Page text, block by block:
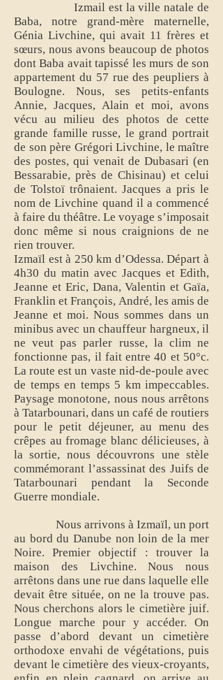
Izmail est la ville natale de
Baba, notre grand-mère maternelle,
Génia Livchine, qui avait 11 frères et
sœurs, nous avons beaucoup de photos
dont Baba avait tapissé les murs de son
appartement du 57 rue des peupliers à
Boulogne. Nous, ses petits-enfants
Annie, Jacques, Alain et moi, avons
vécu au milieu des photos de cette
grande famille russe, le grand portrait
de son père Grégori Livchine, le maître
des postes, qui venait de Dubasari (en
Bessarabie, près de Chisinau) et celui
de Tolstoï trônaient. Jacques a pris le
nom de Livchine quand il a commencé
à faire du théâtre. Le voyage s’imposait
donc même si nous craignions de ne
rien trouver.
Izmaïl est à 250 km d’Odessa. Départ à
4h30 du matin avec Jacques et Edith,
Jeanne et Eric, Dana, Valentin et Gaïa,
Franklin et François, André, les amis de
Jeanne et moi. Nous sommes dans un
minibus avec un chauffeur hargneux, il
ne veut pas parler russe, la clim ne
fonctionne pas, il fait entre 40 et 50°c.
La route est un vaste nid-de-poule avec
de temps en temps 5 km impeccables.
Paysage monotone, nous nous arrêtons
à Tatarbounari, dans un café de routiers
pour le petit déjeuner, au menu des
crêpes au fromage blanc délicieuses, à
la sortie, nous découvrons une stèle
commémorant l’assassinat des Juifs de
Tatarbounari pendant la Seconde
Guerre mondiale.
Nous arrivons à Izmaïl, un port
au bord du Danube non loin de la mer
Noire. Premier objectif : trouver la
maison des Livchine. Nous nous
arrêtons dans une rue dans laquelle elle
devait être située, on ne la trouve pas.
Nous cherchons alors le cimetière juif.
Longue marche pour y accéder. On
passe d’abord devant un cimetière
orthodoxe envahi de végétations, puis
devant le cimetière des vieux-croyants,